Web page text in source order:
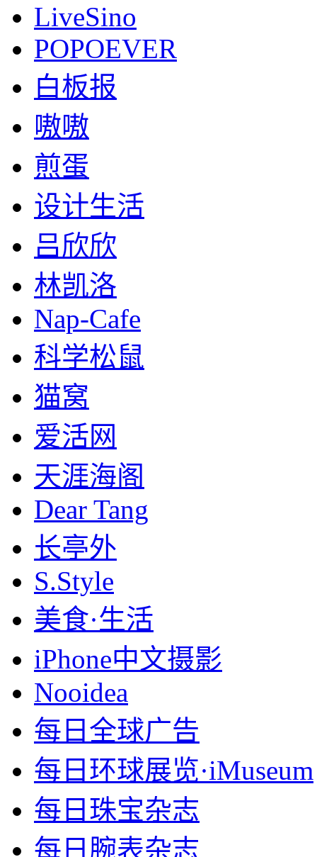
LiveSino
POPOEVER
白板报
嗷嗷
煎蛋
设计生活
吕欣欣
林凯洛
Nap-Cafe
科学松鼠
猫窝
爱活网
天涯海阁
Dear Tang
长亭外
S.Style
美食·生活
iPhone中文摄影
Nooidea
每日全球广告
每日环球展览·iMuseum
每日珠宝杂志
每日腕表杂志